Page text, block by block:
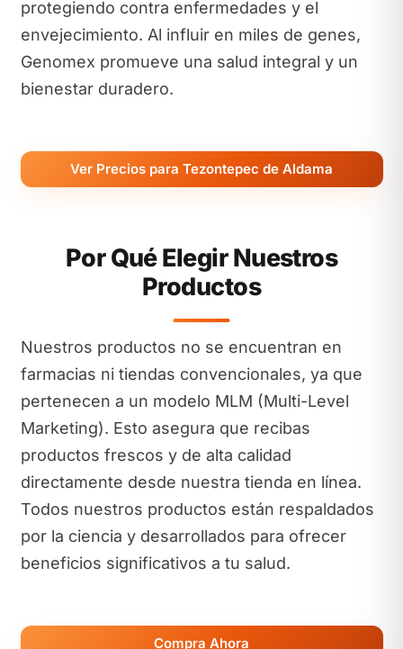
protegiendo contra enfermedades y el
envejecimiento. Al influir en miles de genes,
Genomex promueve una salud integral y un
bienestar duradero.
Ver Precios para Tezontepec de Aldama
Por Qué Elegir Nuestros
Productos
Nuestros productos no se encuentran en
farmacias ni tiendas convencionales, ya que
pertenecen a un modelo MLM (Multi-Level
Marketing). Esto asegura que recibas
productos frescos y de alta calidad
directamente desde nuestra tienda en línea.
Todos nuestros productos están respaldados
por la ciencia y desarrollados para ofrecer
beneficios significativos a tu salud.
Compra Ahora